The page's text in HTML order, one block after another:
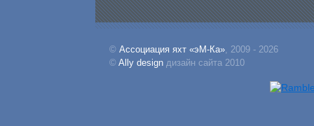
© Ассоциация яхт «эМ-Ка», 2009 - 2026
© Ally design дизайн сайта 2010